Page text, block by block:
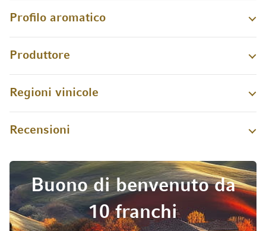
Profilo aromatico
Produttore
Regioni vinicole
Recensioni
Buono di benvenuto da
10 franchi